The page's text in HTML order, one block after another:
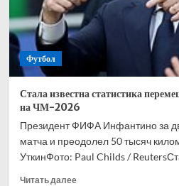
со
своего
поста
Футбол
Стала известна статистика
на ЧМ-2026
Президент ФИФА Инфантино за
матча и преодолел 50 тысяч
УткинФото: Paul Childs /
Читать далееПрочитать